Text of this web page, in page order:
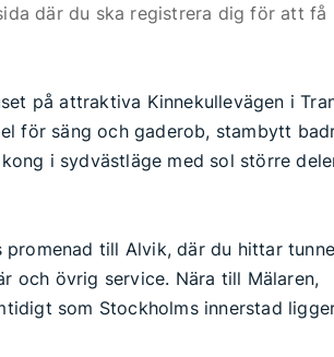
där du ska registrera dig för att få
på attraktiva Kinnekullevägen i
för säng och gaderob, stambytt
i sydvästläge med sol större
till Alvik, där du hittar
och övrig service. Nära till Mälaren,
som Stockholms innerstad